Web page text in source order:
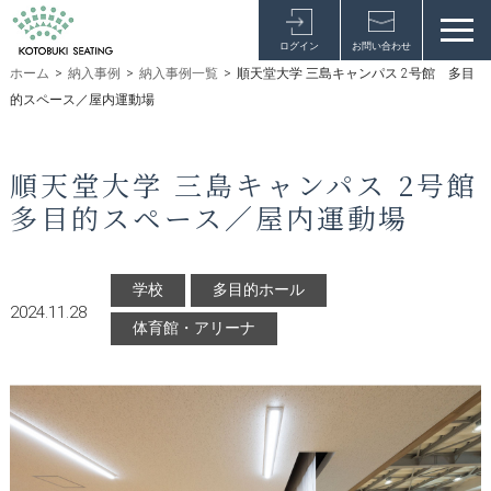
ログイン お問い合わせ
ホーム > 納入事例 > 納入事例一覧 > 順天堂大学 三島キャンパス 2号館 多目
的スペース／屋内運動場
順天堂大学 三島キャンパス 2号館
多目的スペース／屋内運動場
2024.11.28
学校 多目的ホール
体育館・アリーナ